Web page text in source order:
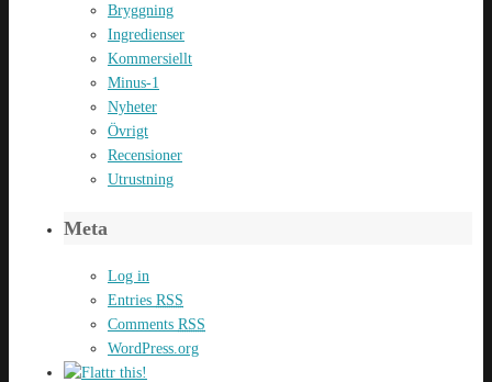
Bryggning
Ingredienser
Kommersiellt
Minus-1
Nyheter
Övrigt
Recensioner
Utrustning
Meta
Log in
Entries RSS
Comments RSS
WordPress.org